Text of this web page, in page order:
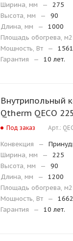
Ширина, мм
—
275
Высота, мм
—
90
Длина, мм
—
1000
Площадь обогрева, м2
Мощность, Вт
—
1561
Гарантия
— 10 лет.
Внутрипольный
Qtherm QECO
Под заказ Арт.:
Конвекция —
Ширина, мм
—
225
Высота, мм
—
90
Длина, мм
—
1200
Площадь обогрева, м2
Мощность, Вт
—
1662
Гарантия
— 10 лет.